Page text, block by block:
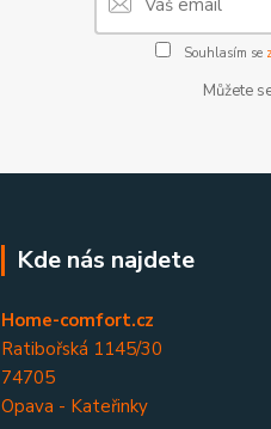
Souhlasím se
Můžete
Kde nás najdete
Home-comfort.cz
Ratibořská 1145/30
74705
Opava - Kateřinky